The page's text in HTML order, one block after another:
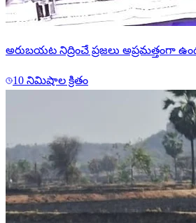
అరుబయట నిద్రించే ప్రజలు అప్రమత్తంగా
10 నిమిషాల క్రితం